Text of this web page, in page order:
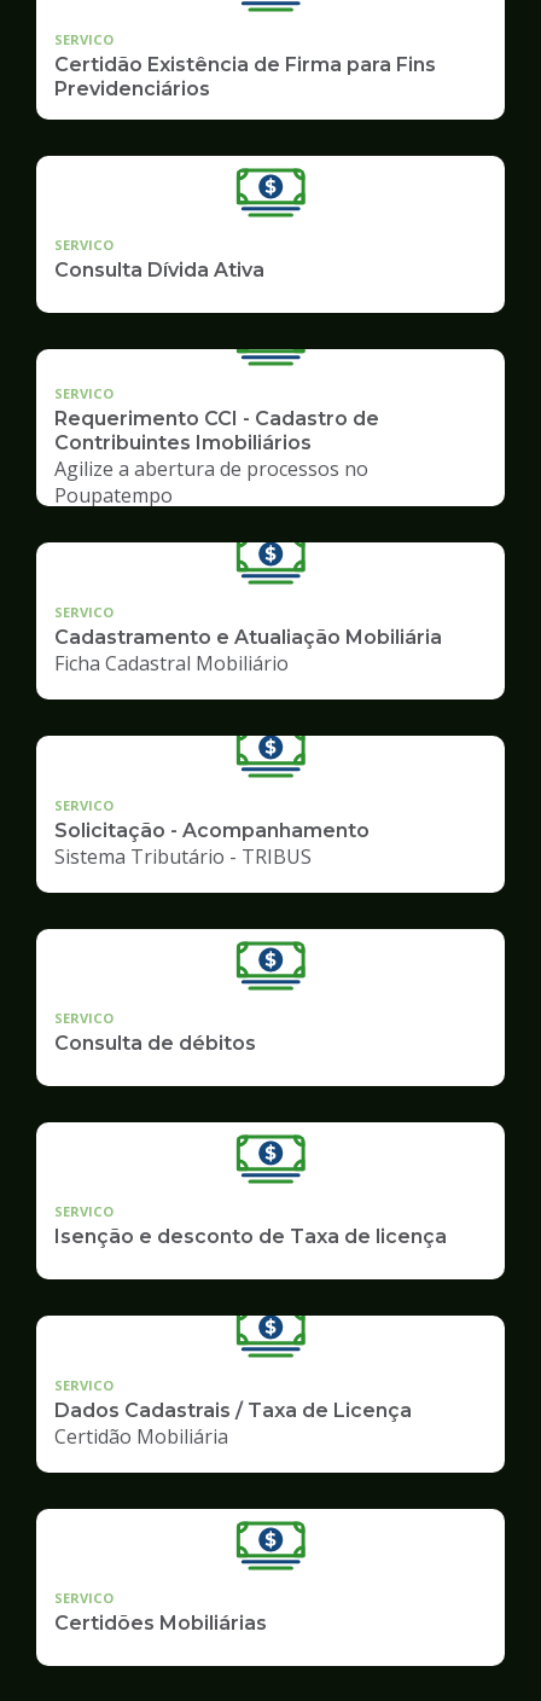
SERVICO
Certidão Existência de Firma para Fins
Previdenciários
SERVICO
Consulta Dívida Ativa
SERVICO
Requerimento CCI - Cadastro de
Contribuintes Imobiliários
Agilize a abertura de processos no
Poupatempo
SERVICO
Cadastramento e Atualiação Mobiliária
Ficha Cadastral Mobiliário
SERVICO
Solicitação - Acompanhamento
Sistema Tributário - TRIBUS
SERVICO
Consulta de débitos
SERVICO
Isenção e desconto de Taxa de licença
SERVICO
Dados Cadastrais / Taxa de Licença
Certidão Mobiliária
SERVICO
Certidões Mobiliárias